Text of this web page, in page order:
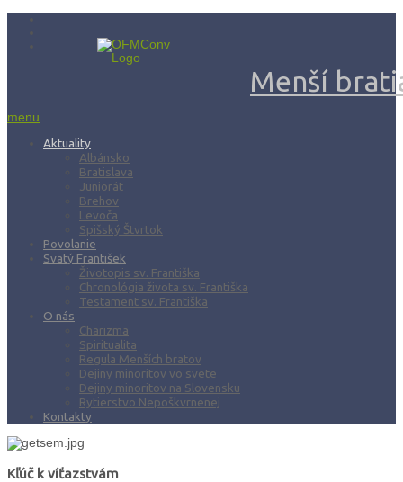
Menší
menu
Aktuality
Albánsko
Bratislava
Juniorát
Brehov
Levoča
Spišský Štvrtok
Povolanie
Svätý František
Životopis sv. Františka
Chronológia života sv. Františka
Testament sv. Františka
O nás
Charizma
Spiritualita
Regula Menších bratov
Dejiny minoritov vo svete
Dejiny minoritov na Slovensku
Rytierstvo Nepoškvrnenej
Kontakty
Kľúč k víťazstvám